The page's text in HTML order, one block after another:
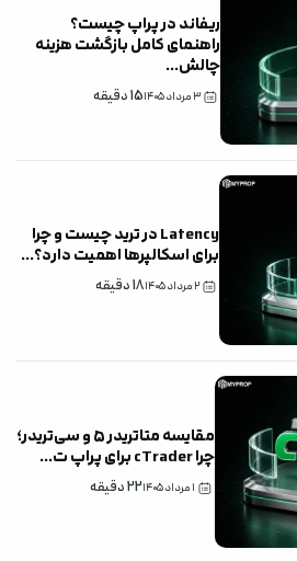
ریفاند در پراپ چیست؟
راهنمای کامل بازگشت هزینه
چالش...
۳ مرداد ۱۴۰۵ 15دقیقه
Latency در ترید چیست و چرا
برای اسکالپرها اهمیت دارد؟...
۲ مرداد ۱۴۰۵ 18دقیقه
مقایسه متاتریدر ۵ و سی‌تریدر؛
چرا cTrader برای پراپ ت ...
۱ مرداد ۱۴۰۵ 22دقیقه